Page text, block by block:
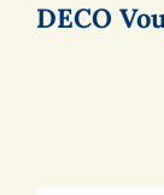
DECO